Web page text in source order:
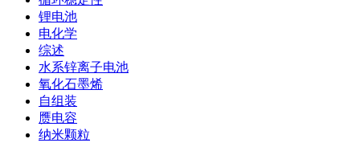
锂电池
电化学
综述
水系锌离子电池
氧化石墨烯
自组装
赝电容
纳米颗粒